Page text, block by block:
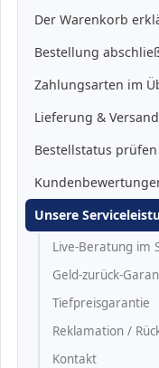
Hilfe:
Der Warenkorb
Hilfe:
Bestellung
Hilfe:
Zahlungsarten im
Hilfe:
Lieferung &
Hilfe:
Bestellstatus prüfen
Hilfe:
Hilfe:
Unsere
Unsere
Live-Beratung im
Unsere
Geld-zurück-
Unsere
Tiefpreisgarantie
Unsere
Reklamation /
Unsere
Kontakt